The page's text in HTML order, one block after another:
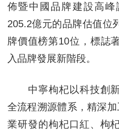
佈暨中國品牌建設高
205.2億元的品牌估值位
牌價值榜第10位，標誌
入品牌發展新階段。
中寧枸杞以科技創新
全流程溯源體系，精深
業研發的枸杞口紅、枸